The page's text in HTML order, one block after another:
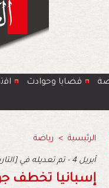
قضايا وحوادث
الرئيسية > رياضة
2025 أبريل 4 - تم تعديله في [التاريخ]
إسبانيا تخطف